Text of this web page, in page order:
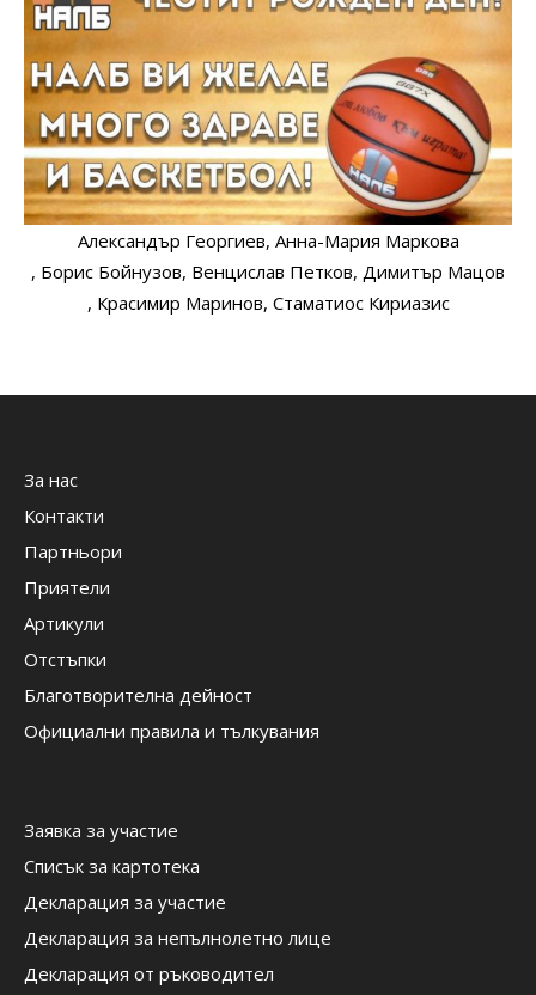
Александър Георгиев, Анна-Мария Маркова
, Борис Бойнузов, Венцислав Петков, Димитър Мацов
, Красимир Маринов, Стаматиос Кириазис
За нас
Контакти
Партньори
Приятели
Артикули
Отстъпки
Благотворителна дейност
Официални правила и тълкувания
Заявка за участие
Списък за картотека
Декларация за участие
Декларация за непълнолетно лице
Декларация от ръководител